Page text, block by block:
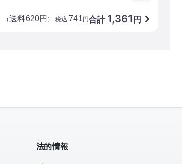
合計 1,361 円
（送料620円 ） 税込 741円
法的情報